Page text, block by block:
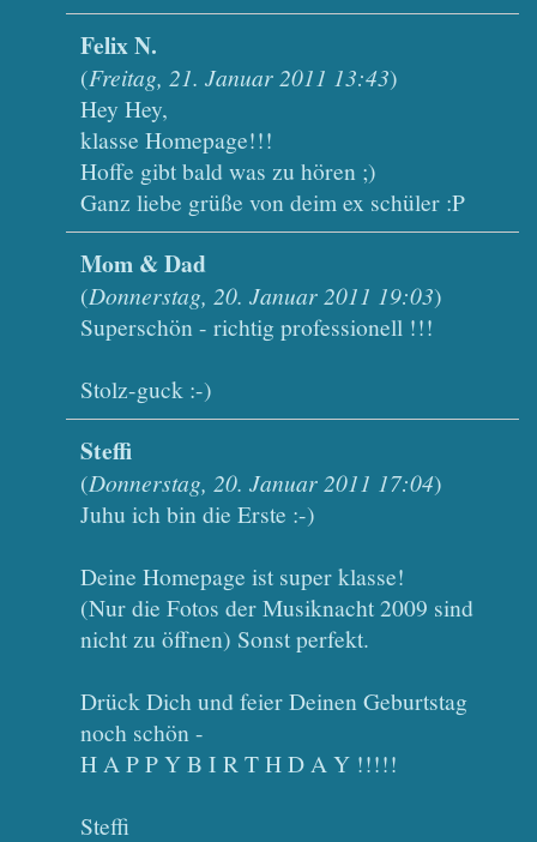
Felix N.
(Freitag, 21. Januar 2011 13:43)
Hey Hey,
klasse Homepage!!!
Hoffe gibt bald was zu hören ;)
Ganz liebe grüße von deim ex schüler :P
Mom & Dad
(Donnerstag, 20. Januar 2011 19:03)
Superschön - richtig professionell !!!
Stolz-guck :-)
Steffi
(Donnerstag, 20. Januar 2011 17:04)
Juhu ich bin die Erste :-)
Deine Homepage ist super klasse!
(Nur die Fotos der Musiknacht 2009 sind
nicht zu öffnen) Sonst perfekt.
Drück Dich und feier Deinen Geburtstag
noch schön -
H A P P Y B I R T H D A Y !!!!!
Steffi